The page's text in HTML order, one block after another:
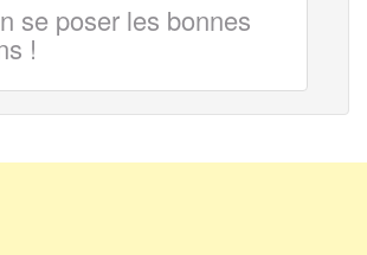
se poser les bonnes
!